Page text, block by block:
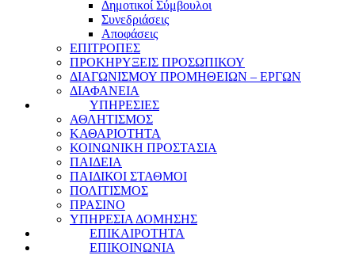
Δημοτικοί Σύμβουλοι
Συνεδριάσεις
Αποφάσεις
ΕΠΙΤΡΟΠΕΣ
ΠΡΟΚΗΡΥΞΕΙΣ ΠΡΟΣΩΠΙΚΟΥ
ΔΙΑΓΩΝΙΣΜΟΥ ΠΡΟΜΗΘΕΙΩΝ – ΕΡΓΩΝ
ΔΙΑΦΑΝΕΙΑ
ΥΠΗΡΕΣΙΕΣ
ΑΘΛΗΤΙΣΜΟΣ
ΚΑΘΑΡΙΟΤΗΤΑ
ΚΟΙΝΩΝΙΚΗ ΠΡΟΣΤΑΣΙΑ
ΠΑΙΔΕΙΑ
ΠΑΙΔΙΚΟΙ ΣΤΑΘΜΟΙ
ΠΟΛΙΤΙΣΜΟΣ
ΠΡΑΣΙΝΟ
ΥΠΗΡΕΣΙΑ ΔΟΜΗΣΗΣ
ΕΠΙΚΑΙΡΟΤΗΤΑ
ΕΠΙΚΟΙΝΩΝΙΑ